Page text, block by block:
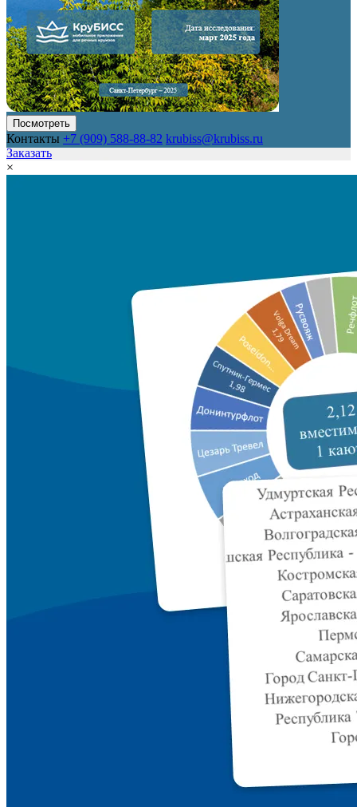
Посмотреть
Контакты +7 (909) 588-88-82 krubiss@krubiss.ru
Заказать
×